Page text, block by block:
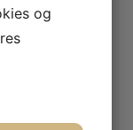
og